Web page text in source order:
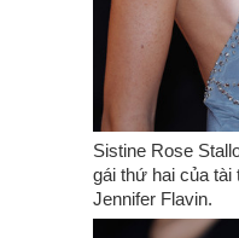
Sistine Rose
gái thứ hai của
Jennifer Flavin.